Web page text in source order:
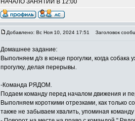
НАЧАЛО ЗАНЯТИЙ В 12:00
Добавлено: Вс Ноя 10, 2024 17:51 Заголовок
Домашнее задание:
Выполняем д/з в конце прогулки, когда
прогулку, делая перерывы.
-Команда РЯДОМ.
Подаем команду перед началом движения и
Выполняем короткими отрезками, как только
также не забываем хвалить, упоминая